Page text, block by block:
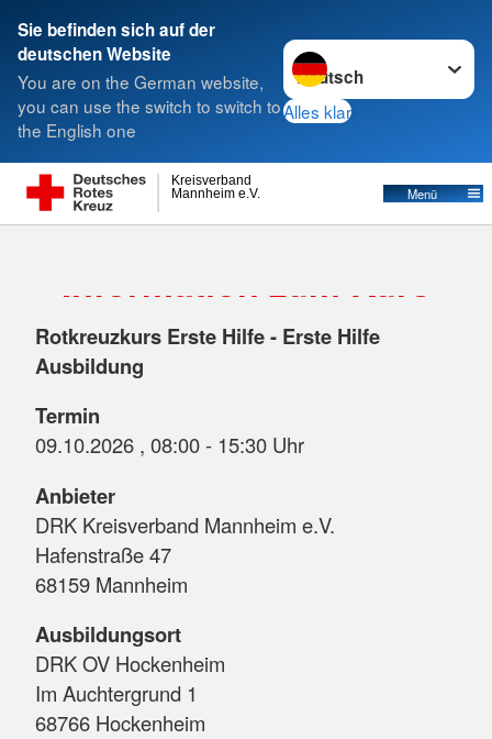
Sie befinden sich auf der
deutschen Website
You are on the German website,
you can use the switch to switch to
the English one
Sprache wechseln zu
Alles klar
Mannheim e.V.
Kreisverband
Menü
Suche
Information zum Kurs
Rotkreuzkurs Erste Hilfe - Erste Hilfe
Ausbildung
Termin
09.10.2026 , 08:00 - 15:30 Uhr
Anbieter
DRK Kreisverband Mannheim e.V.
Hafenstraße 47
68159 Mannheim
Ausbildungsort
DRK OV Hockenheim
Im Auchtergrund 1
68766 Hockenheim